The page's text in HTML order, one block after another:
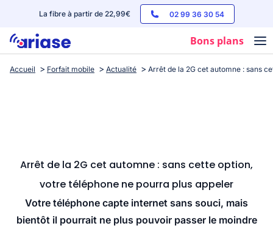
La fibre à partir de 22,99€ 02 99 36 30 54
Bons plans
Box internet
Streaming
Accueil Forfait mobile Actualité Arrêt de la 2G cet automne : sans
Arrêt de la 2G cet automne : sans cette option,
votre téléphone ne pourra plus appeler
Votre téléphone capte internet sans souci, mais
bientôt il pourrait ne plus pouvoir passer le moindre